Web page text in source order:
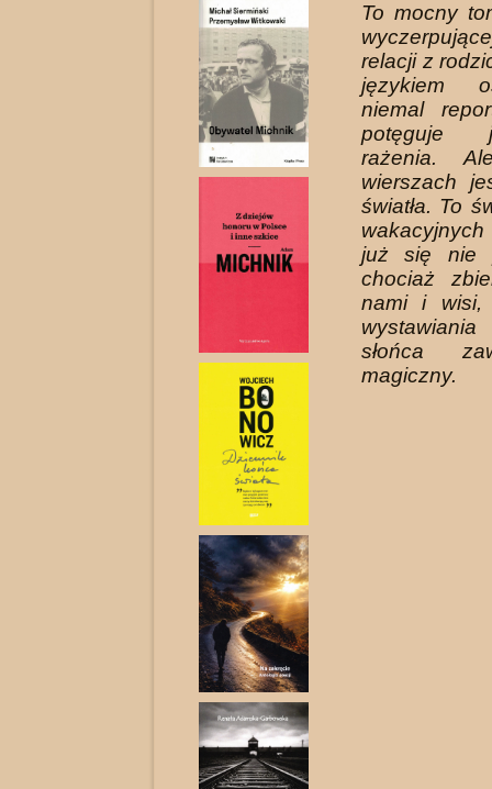
To mocny
relacji z
językiem
niemal
potęguje
rażenia.
wierszach
światła. To
już się nie
chociaż
nami i wisi,
słońca
magiczny.